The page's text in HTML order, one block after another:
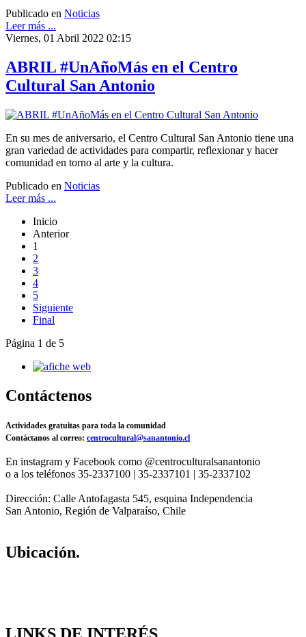
Publicado en Noticias
Leer más ...
Viernes, 01 Abril 2022 02:15
ABRIL #UnAñoMás en el Centro
Cultural San Antonio
En su mes de aniversario, el Centro Cultural San Antonio tiene una
gran variedad de actividades para compartir, reflexionar y hacer
comunidad en torno al arte y la cultura.
Publicado en Noticias
Leer más ...
Inicio
Anterior
1
2
3
4
5
Siguiente
Final
Página 1 de 5
Contáctenos
Actividades gratuitas para toda la comunidad
Contáctanos al correo: centrocultural@sanantonio.cl
En instagram y Facebook como @centroculturalsanantonio
o a los teléfonos 35-2337100 | 35-2337101 | 35-2337102
Dirección: Calle Antofagasta 545, esquina Independencia
San Antonio, Región de Valparaíso, Chile
Ubicación.
LINKS DE INTERÉS